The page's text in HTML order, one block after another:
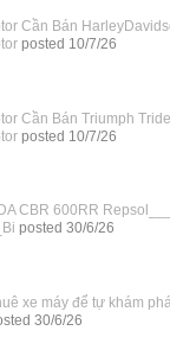
Cần Bán
posted 10/7/26
Cần Bán Triumph
posted 10/7/26
CBR 600RR Repsol___
posted 30/6/26
xe máy để tự khám
30/6/26